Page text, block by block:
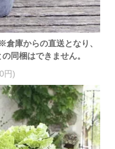
庫からの直送となり、
同梱はできません。
円)